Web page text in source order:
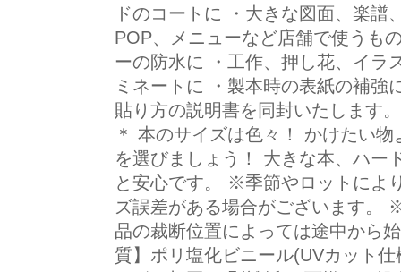
ドのコートに ・大きな図面、楽譜
POP、メニューなど店舗で使うも
ーの防水に ・工作、押し花、イラ
ミネートに ・製本時の表紙の補強
貼り方の説明書を同封いたしま
＊ 本のサイズは色々！ かけたい
を選びましょう！ 大きな本、ハー
と安心です。 ※季節やロットによ
ズ誤差がある場合がございます。
品の裁断位置によっては途中から
質】ポリ塩化ビニール(UVカット